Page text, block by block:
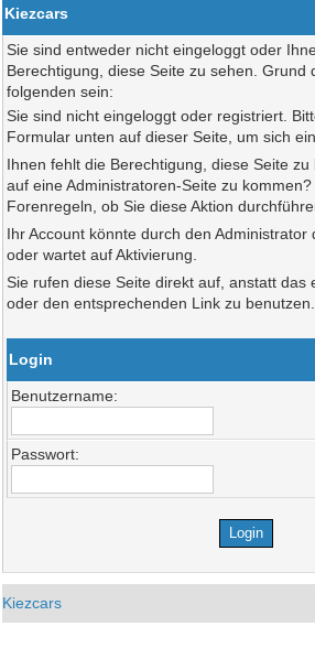
Kiezcars
Sie sind entweder nicht eingeloggt oder
Berechtigung, diese Seite zu sehen. Grund
folgenden sein:
Sie sind nicht eingeloggt oder registriert.
Formular unten auf dieser Seite, um sich
Ihnen fehlt die Berechtigung, diese Seite
auf eine Administratoren-Seite zu
Forenregeln, ob Sie diese Aktion
Ihr Account könnte durch den Administrator
oder wartet auf Aktivierung.
Sie rufen diese Seite direkt auf, anstatt das
oder den entsprechenden Link zu benutzen.
Login
Benutzername:
Passwort:
Kiezcars